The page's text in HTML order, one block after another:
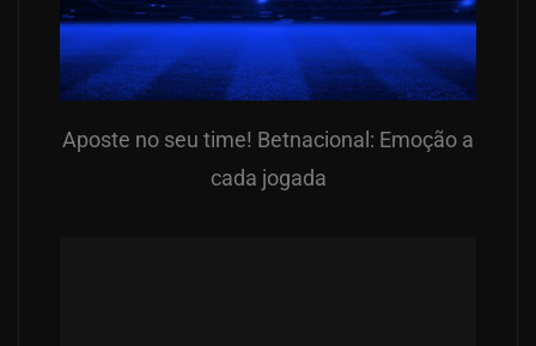
Aposte no seu time! Betnacional: Emoção a
cada jogada